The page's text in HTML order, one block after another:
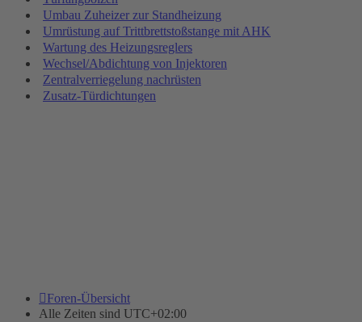
Umbau Zuheizer zur Standheizung
Umrüstung auf Trittbrettstoßstange mit AHK
Wartung des Heizungsreglers
Wechsel/Abdichtung von Injektoren
Zentralverriegelung nachrüsten
Zusatz-Türdichtungen
Foren-Übersicht
Alle Zeiten sind UTC+02:00